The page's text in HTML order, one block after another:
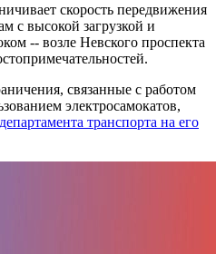
скорость передвижения
с высокой загрузкой и
-- возле Невского проспекта
связанные с работом
электросамокатов,
транспорта на его